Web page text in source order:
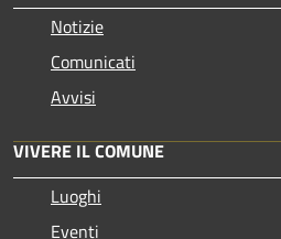
Notizie
Comunicati
Avvisi
VIVERE IL COMUNE
Luoghi
Eventi